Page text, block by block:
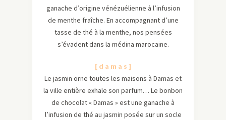
ganache d’origine vénézuélienne à l’infusion
de menthe fraîche. En accompagnant d’une
tasse de thé à la menthe, nos pensées
s’évadent dans la médina marocaine.
[ d a m a s ]
Le jasmin orne toutes les maisons à Damas et
la ville entière exhale son parfum… Le bonbon
de chocolat « Damas » est une ganache à
l’infusion de thé au jasmin posée sur un socle